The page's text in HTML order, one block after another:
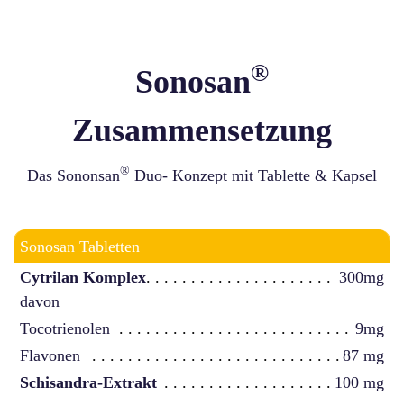
Sonosan®
Zusammensetzung
Das Sononsan® Duo- Konzept mit Tablette & Kapsel
Sonosan Tabletten
Cytrilan Komplex
davon
300mg
Tocotrienolen
9mg
Flavonen
87 mg
Schisandra-Extrakt
100 mg